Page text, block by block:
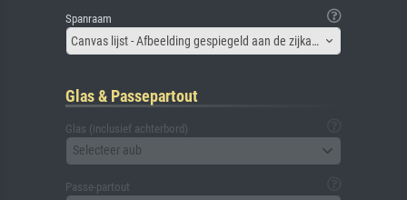
Spanraam
Canvas lijst - Afbeelding gespiegeld aan de zijkant
Glas & Passepartout
Glas (inclusief achterbord)
Selecteer aub
Passe-partout